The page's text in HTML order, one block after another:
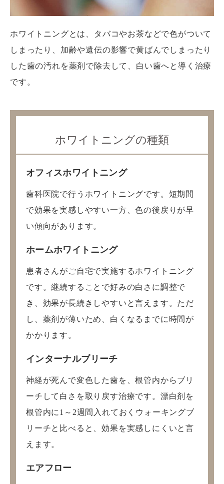
ホワイトニングとは、タバコやお茶などで色がついて
しまったり、加齢や遺伝の影響で黄ばんでしまったり
した歯の汚れを薬剤で除去して、白い歯へと導く治療
です。
ホワイトニングの種類
オフィスホワイトニング
歯科医院で行うホワイトニングです。短期間
で効果を実感しやすい一方、色の後戻りが早
い傾向があります。
ホームホワイトニング
患者さんがご自宅で実施するホワイトニング
です。継続することで好みの白さに調整で
き、効果が長続きしやすいと言えます。ただ
し、薬剤が薄いため、白くなるまでに時間が
かかります。
インターナルブリーチ
神経が死んで変色した歯を、根管内からブリ
ーチして白さを取り戻す治療です。漂白剤を
根管内に1～2週間入れておくウォーキングブ
リーチと比べると、効果を実感しにくいと言
えます。
エアフロー